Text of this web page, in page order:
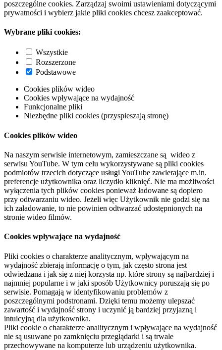
poszczególne cookies. Zarządzaj swoimi ustawieniami dotyczącymi
prywatności i wybierz jakie pliki cookies chcesz zaakceptować.
Wybrane pliki cookies:
Wszystkie
Rozszerzone
Podstawowe
Cookies plików wideo
Cookies wpływające na wydajność
Funkcjonalne pliki
Niezbędne pliki cookies (przyspieszają stronę)
Cookies plików wideo
Na naszym serwisie internetowym, zamieszczane są wideo z
serwisu YouTube. W tym celu wykorzystywane są pliki cookies
podmiotów trzecich dotyczące usługi YouTube zawierające m.in.
preferencje użytkownika oraz liczydło kliknięć. Nie ma możliwości
wyłączenia tych plików cookies ponieważ ładowane są dopiero
przy odtwarzaniu wideo. Jeżeli więc Użytkownik nie godzi się na
ich załadowanie, to nie powinien odtwarzać udostępnionych na
stronie wideo filmów.
Cookies wpływające na wydajność
Pliki cookies o charakterze analitycznym, wpływającym na
wydajność zbierają informację o tym, jak często strona jest
odwiedzana i jak się z niej korzysta np. które strony są najbardziej i
najmniej popularne i w jaki sposób Użytkownicy poruszają się po
serwisie. Pomagają w identyfikowaniu problemów z
poszczególnymi podstronami. Dzięki temu możemy ulepszać
zawartość i wydajność strony i uczynić ją bardziej przyjazną i
intuicyjną dla użytkownika.
Pliki cookie o charakterze analitycznym i wpływające na wydajność
nie są usuwane po zamknięciu przeglądarki i są trwale
przechowywane na komputerze lub urządzeniu użytkownika.